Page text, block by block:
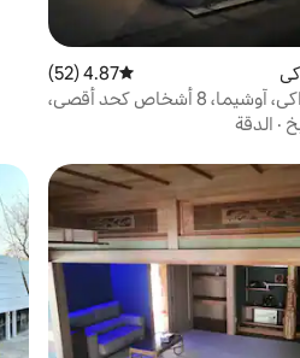
متوسط التقييم 4.87 من 5، 52 مراجعات
4.87 (52)
B مدينة مِيازاكي، آوشيما، 8 أشخاص كحد أقصى،
حيث يمكنك النوم على
والاستيقاظ مع شروق الشمس
· الدقة